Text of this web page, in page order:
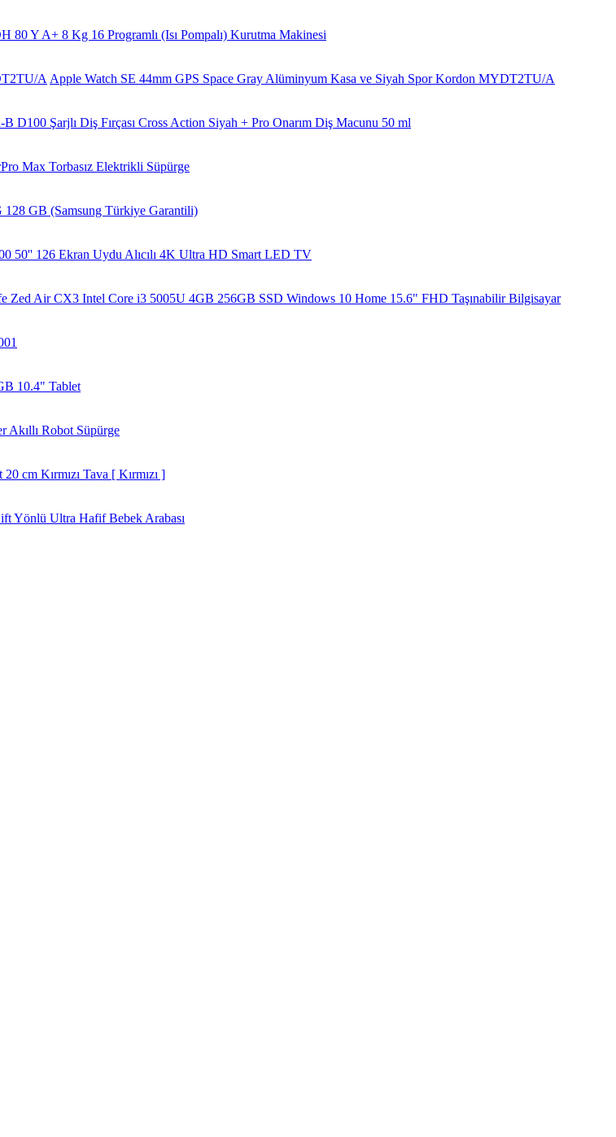
80 Y A+ 8 Kg 16 Programlı (Isı Pompalı) Kurutma Makinesi
Apple Watch SE 44mm GPS Space Gray Alüminyum Kasa ve Siyah Spor Kordon MYDT2TU/A
B D100 Şarjlı Diş Fırçası Cross Action Siyah + Pro Onarım Diş Macunu 50 ml
Max Torbasız Elektrikli Süpürge
128 GB (Samsung Türkiye Garantili)
50'' 126 Ekran Uydu Alıcılı 4K Ultra HD Smart LED TV
Zed Air CX3 Intel Core i3 5005U 4GB 256GB SSD Windows 10 Home 15.6" FHD Taşınabilir Bilgisayar
10.4" Tablet
Akıllı Robot Süpürge
cm Kırmızı Tava [ Kırmızı ]
Yönlü Ultra Hafif Bebek Arabası